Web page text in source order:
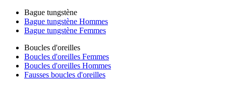
Bague tungstène
Bague tungstène Hommes
Bague tungstène Femmes
Boucles d'oreilles
Boucles d'oreilles Femmes
Boucles d'oreilles Hommes
Fausses boucles d'oreilles